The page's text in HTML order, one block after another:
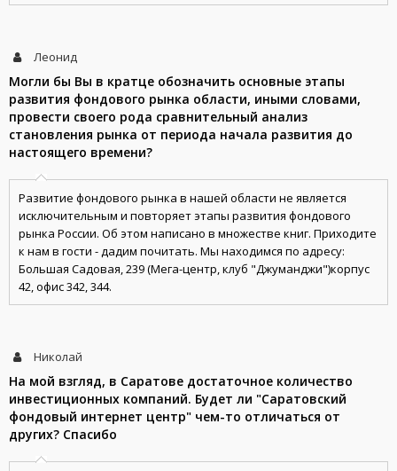
Леонид
Могли бы Вы в кратце обозначить основные этапы
развития фондового рынка области, иными словами,
провести своего рода сравнительный анализ
становления рынка от периода начала развития до
настоящего времени?
Развитие фондового рынка в нашей области не является
исключительным и повторяет этапы развития фондового
рынка России. Об этом написано в множестве книг. Приходите
к нам в гости - дадим почитать. Мы находимся по адресу:
Большая Садовая, 239 (Мега-центр, клуб "Джуманджи")корпус
42, офис 342, 344.
Николай
На мой взгляд, в Саратове достаточное количество
инвестиционных компаний. Будет ли "Саратовский
фондовый интернет центр" чем-то отличаться от
других? Спасибо